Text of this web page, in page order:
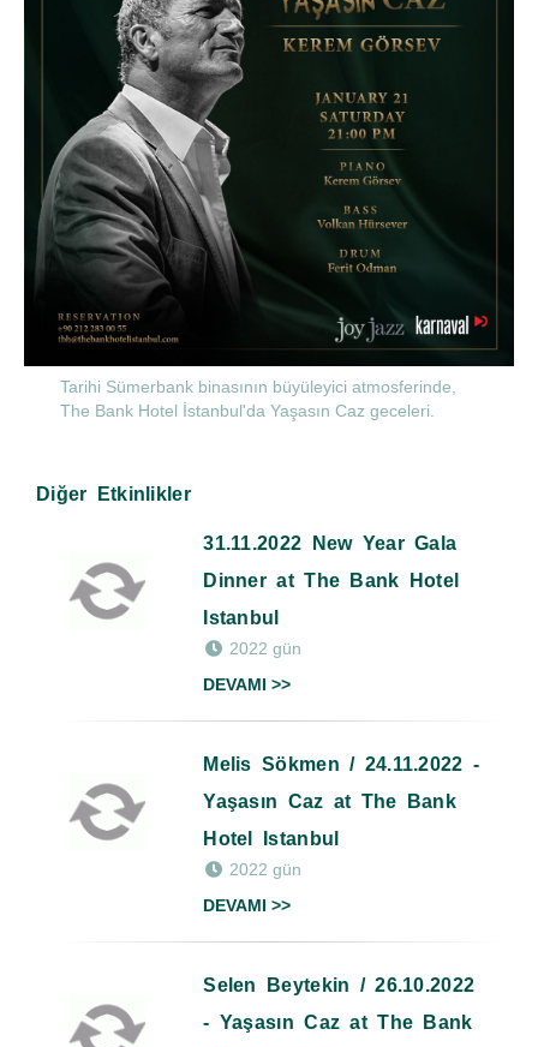
Tarihi Sümerbank binasının büyüleyici atmosferinde,
The Bank Hotel İstanbul'da Yaşasın Caz geceleri.
Diğer Etkinlikler
31.11.2022 New Year Gala
Dinner at The Bank Hotel
Istanbul
2022 gün
DEVAMI >>
Melis Sökmen / 24.11.2022 -
Yaşasın Caz at The Bank
Hotel Istanbul
2022 gün
DEVAMI >>
Selen Beytekin / 26.10.2022
- Yaşasın Caz at The Bank